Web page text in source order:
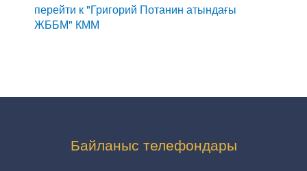
перейти к "Григорий Потанин атындағы
ЖББМ" КММ
Байланыс телефондары